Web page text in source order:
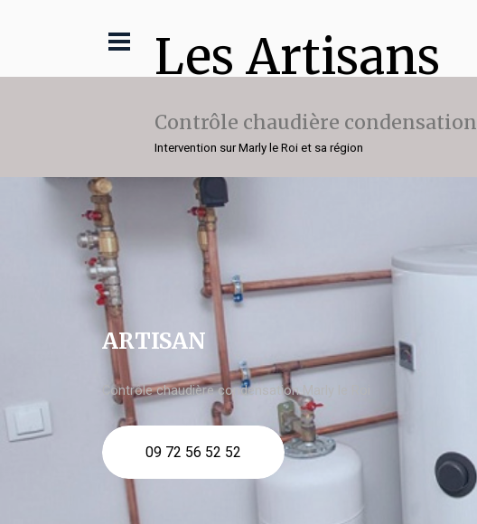
Les Artisans
Contrôle chaudière condensation
Intervention sur Marly le Roi et sa région
ARTISAN
Contrôle chaudière condensation Marly le Roi
09 72 56 52 52